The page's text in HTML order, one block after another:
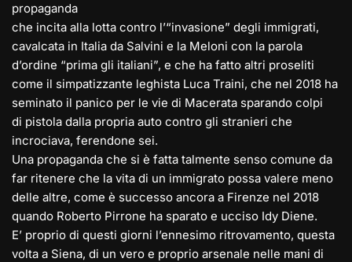
propaganda
che incita alla lotta contro l’“invasione” degli immigrati,
cavalcata in Italia da Salvini e la Meloni con la parola
d’ordine “prima gli italiani”, e che ha fatto altri proseliti
come il simpatizzante leghista Luca Traini, che nel 2018 ha
seminato il panico per le vie di Macerata sparando colpi
di pistola dalla propria auto contro gli stranieri che
incrociava, ferendone sei.
Una propaganda che si è fatta talmente senso comune da
far ritenere che la vita di un immigrato possa valere meno
delle altre, come è successo ancora a Firenze nel 2018
quando Roberto Pirrone ha sparato e ucciso Idy Diene.
E’ proprio di questi giorni l’ennesimo ritrovamento, questa
volta a Siena, di un vero e proprio arsenale nelle mani di